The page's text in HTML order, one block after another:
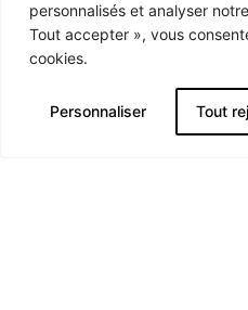
personnalisés et analyser
Tout accepter », vous
cookies.
Personnaliser Tout
Pouf vert d’eau
Ajouter au panier